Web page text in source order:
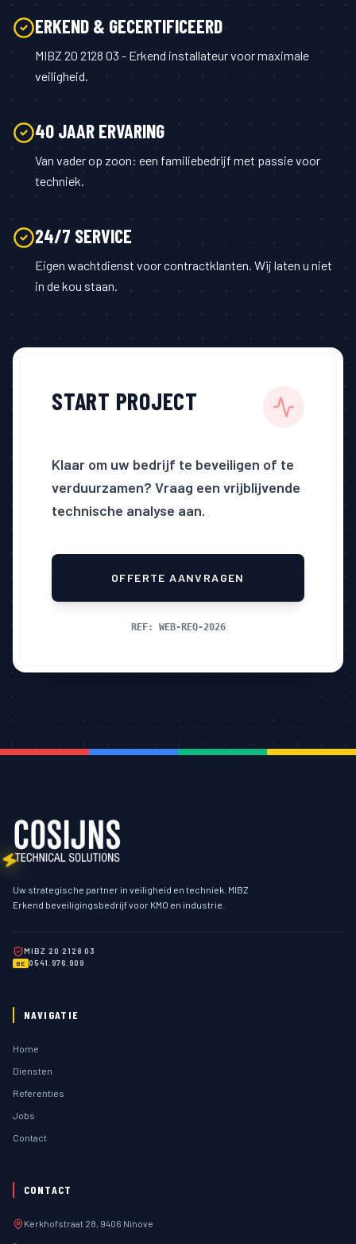
ERKEND & GECERTIFICEERD
MIBZ 20 2128 03 - Erkend installateur voor maximale
veiligheid.
40 JAAR ERVARING
Van vader op zoon: een familiebedrijf met passie voor
techniek.
24/7 SERVICE
Eigen wachtdienst voor contractklanten. Wij laten u niet
in de kou staan.
START PROJECT
Klaar om uw bedrijf te beveiligen of te
verduurzamen? Vraag een vrijblijvende
technische analyse aan.
OFFERTE AANVRAGEN
REF: WEB-REQ-2026
Uw strategische partner in veiligheid en techniek. MIBZ
Erkend beveiligingsbedrijf voor KMO en industrie.
MIBZ 20 2128 03
BE 0541.976.909
NAVIGATIE
Home
Diensten
Referenties
Jobs
Contact
CONTACT
Kerkhofstraat 28, 9406 Ninove